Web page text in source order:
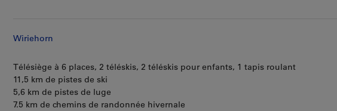
Wiriehorn
Télésiège à 6 places, 2 téléskis, 2 téléskis pour enfants, 1 tapis roulant
11,5 km de pistes de ski
5,6 km de pistes de luge
7.5 km de chemins de randonnée hivernale